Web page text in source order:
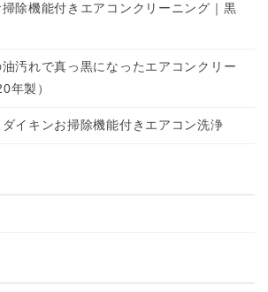
掃除機能付きエアコンクリーニング｜黒
油汚れで真っ黒になったエアコンクリー
年製）
ダイキンお掃除機能付きエアコン洗浄